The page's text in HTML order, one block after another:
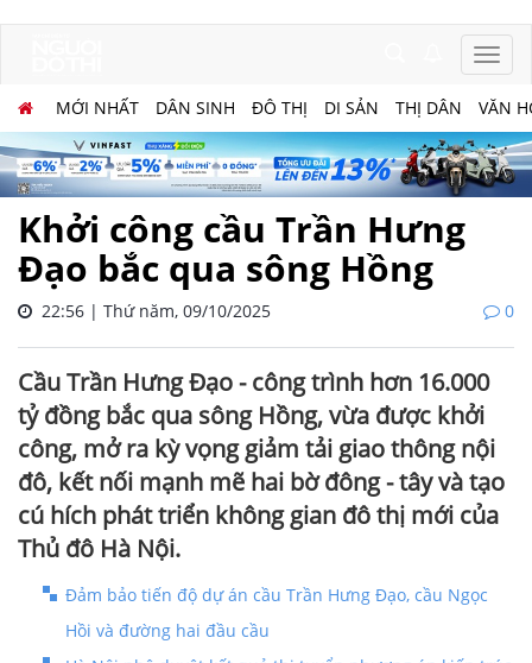
MỚI NHẤT DÂN SINH ĐÔ THỊ DI SẢN THỊ DÂN VĂN
Khởi công cầu Trần Hưng
Đạo bắc qua sông Hồng
22:56 | Thứ năm, 09/10/2025 0
Cầu Trần Hưng Đạo - công trình hơn 16.000
tỷ đồng bắc qua sông Hồng, vừa được khởi
công, mở ra kỳ vọng giảm tải giao thông nội
đô, kết nối mạnh mẽ hai bờ đông - tây và tạo
cú hích phát triển không gian đô thị mới của
Thủ đô Hà Nội.
Đảm bảo tiến độ dự án cầu Trần Hưng Đạo, cầu Ngọc
Hồi và đường hai đầu cầu